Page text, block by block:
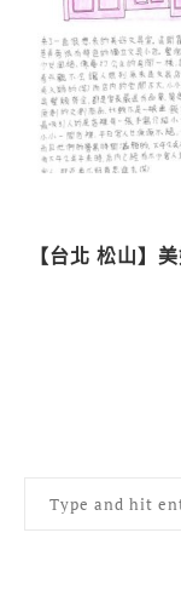
【台北 松山】